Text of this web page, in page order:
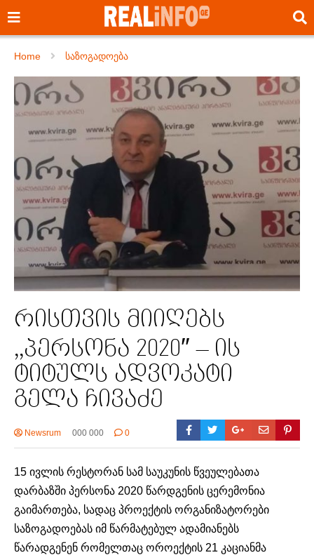
Home საზოგადოება
რისთვის მიიღებს
,,პერსონა 2020″ – ის
ტიტულს ადვოკატი
გელა ჩივაძე
Newsrum 000 000 0
15 ივლის რესტორან სამ საუკუნის წვეულებათა
დარბაზში პერსონა 2020 წარდგენის ცერემონია
გაიმართება, სადაც პროექტის ორგანიზატორები
საზოგადოებას იმ წარმატებულ ადამიანებს
წარადგენენ რომელთაც ოროექტის 21 კაციანმა